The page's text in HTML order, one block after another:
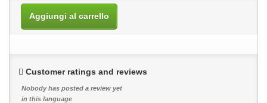
Aggiungi al carrello
Customer ratings and reviews
Nobody has posted a review yet
in this language